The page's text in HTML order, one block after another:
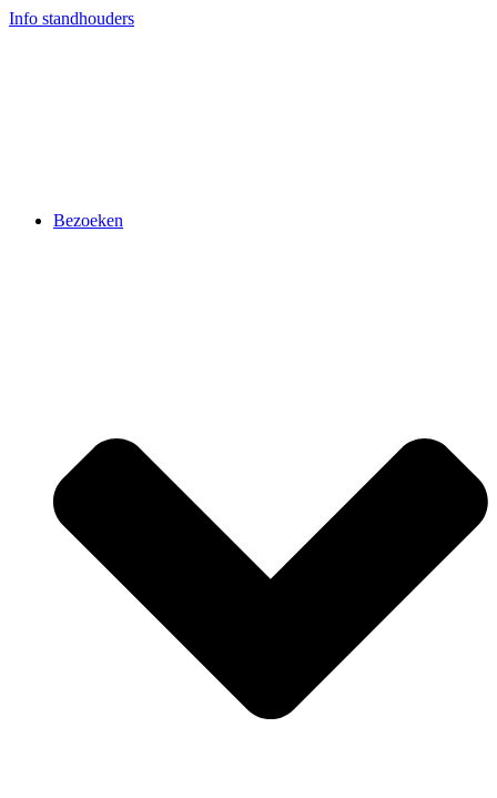
Ga
Info standhouders
Bezoeken